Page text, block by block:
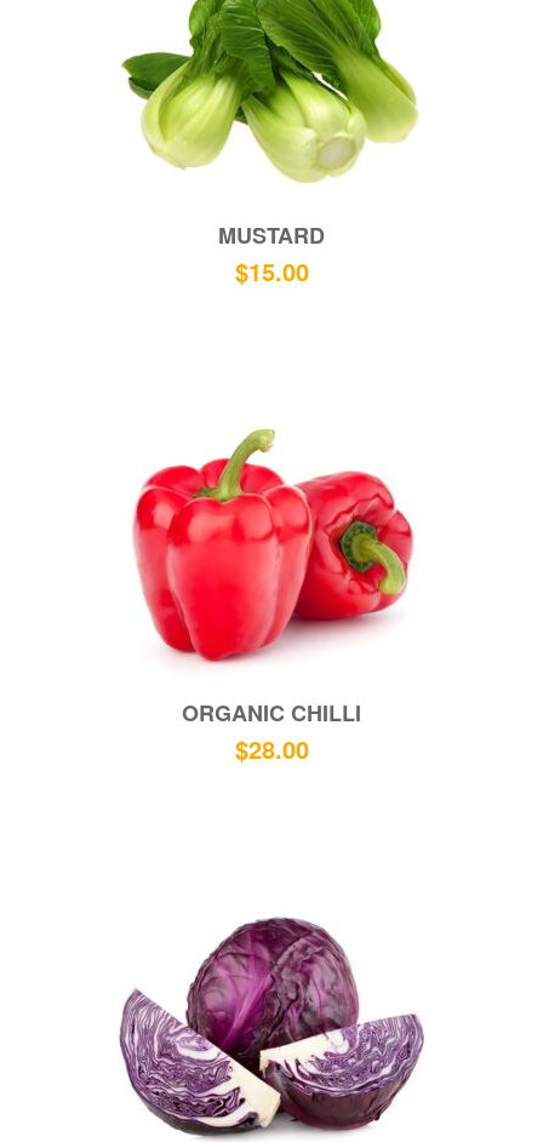
MUSTARD
$15.00
ORGANIC CHILLI
$28.00